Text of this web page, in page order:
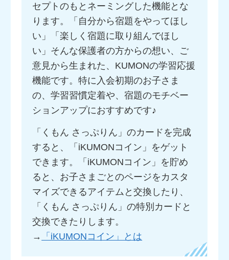
セプトのもとネーミングした機能とな
ります。「自分から宿題をやってほし
い」「楽しく宿題に取り組んでほし
い」そんな保護者の方からの想い、ご
意見から生まれた、KUMONの学習応援
機能です。特に入会初期のお子さま
の、学習習慣定着や、宿題のモチベー
ションアップにおすすめです♪
「くもん さっぷりん」のカードを完成
すると、「iKUMONコイン」をゲット
できます。「iKUMONコイン」を貯め
ると、お子さまごとのページをカスタ
マイズできるアイテムと交換したり、
「くもん さっぷりん」の特別カードと
交換できたりします。
→
「iKUMONコイン」とは